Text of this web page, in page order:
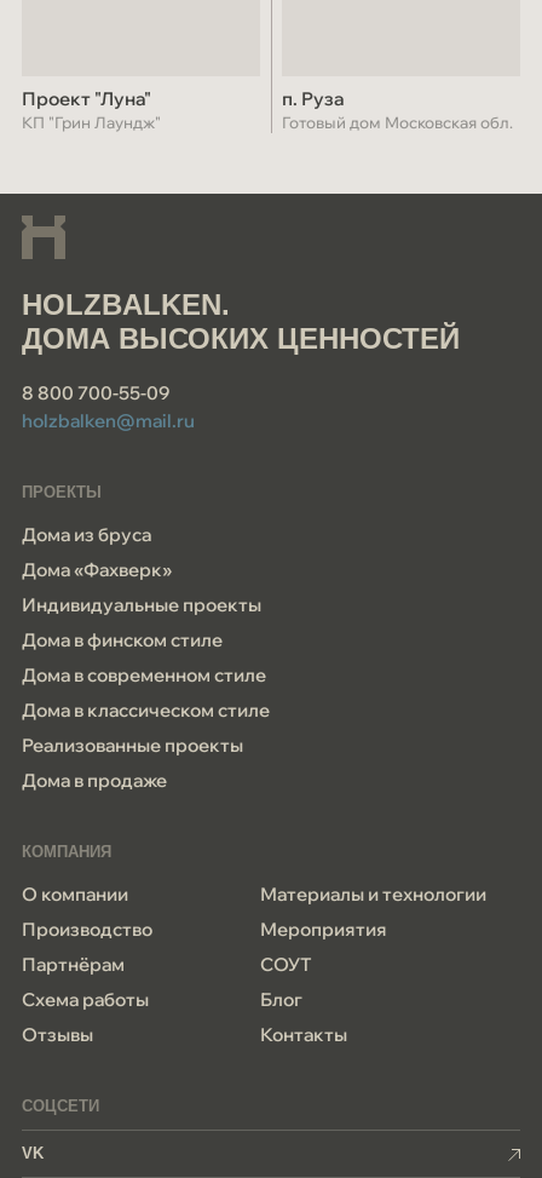
Проект "Луна"
КП "Грин Лаундж"
п. Руза
Готовый дом Московская обл.
HOLZBALKEN.
ДОМА ВЫСОКИХ ЦЕННОСТЕЙ
8 800 700-55-09
holzbalken@mail.ru
ПРОЕКТЫ
Дома из бруса
Дома «Фахверк»
Индивидуальные проекты
Дома в финском стиле
Дома в современном стиле
Дома в классическом стиле
Реализованные проекты
Дома в продаже
КОМПАНИЯ
О компании
Производство
Партнёрам
Схема работы
Отзывы
Материалы и технологии
Мероприятия
СОУТ
Блог
Контакты
СОЦСЕТИ
VK